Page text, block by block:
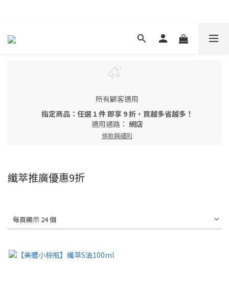
所有顧客適用
指定商品：任選 1 件 即享 9 折，買越多省越多！
適用通路： 網店
條款與細則
纖萃推廣優惠9折
每頁顯示 24 個